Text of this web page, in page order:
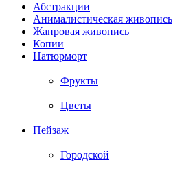
Абстракции
Анималистическая живопись
Жанровая живопись
Копии
Натюрморт
Фрукты
Цветы
Пейзаж
Городской